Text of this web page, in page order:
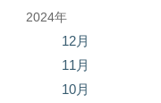
2024年
12月
11月
10月